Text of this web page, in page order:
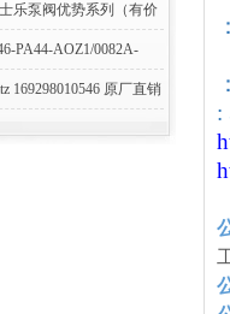
乐泵阀优势系列（有价
PA44-AOZ1/0082A-
169298010546 原厂直销
: